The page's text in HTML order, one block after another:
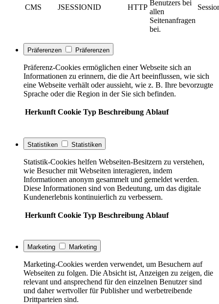
CMS JSESSIONID HTTP
Benutzers bei
allen
Seitenanfragen
bei.
Präferenzen Präferenzen
Präferenz-Cookies ermöglichen einer Webseite sich an
Informationen zu erinnern, die die Art beeinflussen, wie sich
eine Webseite verhält oder aussieht, wie z. B. Ihre bevorzugte
Sprache oder die Region in der Sie sich befinden.
Herkunft Cookie Typ Beschreibung Ablauf
Statistiken Statistiken
Statistik-Cookies helfen Webseiten-Besitzern zu verstehen,
wie Besucher mit Webseiten interagieren, indem
Informationen anonym gesammelt und gemeldet werden.
Diese Informationen sind von Bedeutung, um das digitale
Kundenerlebnis kontinuierlich zu verbessern.
Herkunft Cookie Typ Beschreibung Ablauf
Marketing Marketing
Marketing-Cookies werden verwendet, um Besuchern auf
Webseiten zu folgen. Die Absicht ist, Anzeigen zu zeigen, die
relevant und ansprechend für den einzelnen Benutzer sind
und daher wertvoller für Publisher und werbetreibende
Drittparteien sind.